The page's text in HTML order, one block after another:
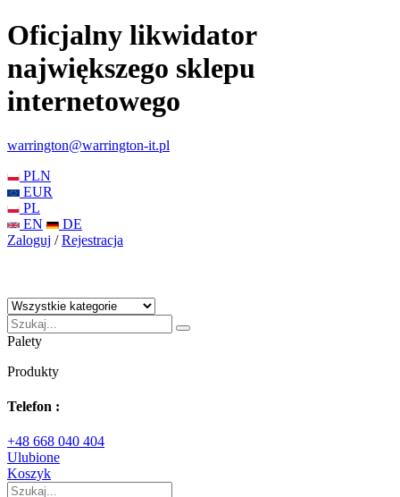
Oficjalny likwidator
największego sklepu
internetowego
warrington@warrington-it.pl
PLN
EUR
PL
EN
DE
Zaloguj / Rejestracja
Palety
Produkty
Telefon :
+48 668 040 404
Ulubione
Koszyk